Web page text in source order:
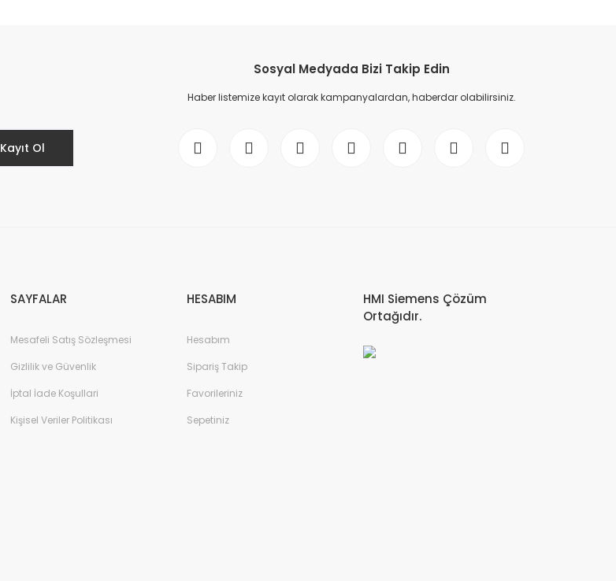
Kayıt Ol
Sosyal Medyada Bizi Takip Edin
Haber listemize kayıt olarak kampanyalardan, haberdar olabilirsiniz.
SAYFALAR
Mesafeli Satış Sözleşmesi
Gizlilik ve Güvenlik
İptal İade Koşullari
Kişisel Veriler Politikası
HESABIM
Hesabım
Sipariş Takip
Favorileriniz
Sepetiniz
HMI Siemens Çözüm
Ortağıdır.